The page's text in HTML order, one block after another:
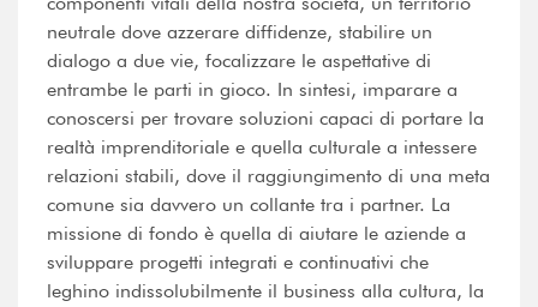
neutrale dove azzerare diffidenze, stabilire un
dialogo a due vie, focalizzare le aspettative di
entrambe le parti in gioco. In sintesi, imparare a
conoscersi per trovare soluzioni capaci di portare la
realtà imprenditoriale e quella culturale a intessere
relazioni stabili, dove il raggiungimento di una meta
comune sia davvero un collante tra i partner. La
missione di fondo è quella di aiutare le aziende a
sviluppare progetti integrati e continuativi che
leghino indissolubilmente il business alla cultura, la